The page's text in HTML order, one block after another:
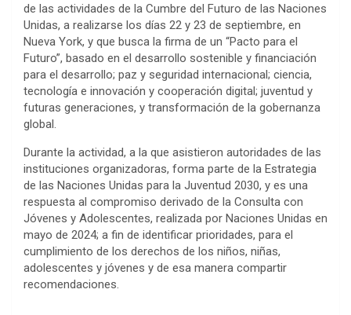
de las actividades de la Cumbre del Futuro de las Naciones
Unidas, a realizarse los días 22 y 23 de septiembre, en
Nueva York, y que busca la firma de un “Pacto para el
Futuro”, basado en el desarrollo sostenible y financiación
para el desarrollo; paz y seguridad internacional; ciencia,
tecnología e innovación y cooperación digital; juventud y
futuras generaciones, y transformación de la gobernanza
global.
Durante la actividad, a la que asistieron autoridades de las
instituciones organizadoras, forma parte de la Estrategia
de las Naciones Unidas para la Juventud 2030, y es una
respuesta al compromiso derivado de la Consulta con
Jóvenes y Adolescentes, realizada por Naciones Unidas en
mayo de 2024; a fin de identificar prioridades, para el
cumplimiento de los derechos de los niños, niñas,
adolescentes y jóvenes y de esa manera compartir
recomendaciones.